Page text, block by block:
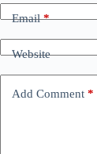
Email*
Website
Add Comment *
a
t
i
: